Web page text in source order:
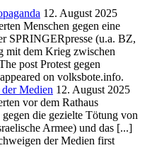
12. August 2025
Menschen gegen eine
SPRINGERpresse (u.a. BZ,
mit dem Krieg zwischen
post Protest gegen
on volksbote.info.
der Medien 12. August 2025
vor dem Rathaus
die gezielte Tötung von
Armee) und das [...]
der Medien first